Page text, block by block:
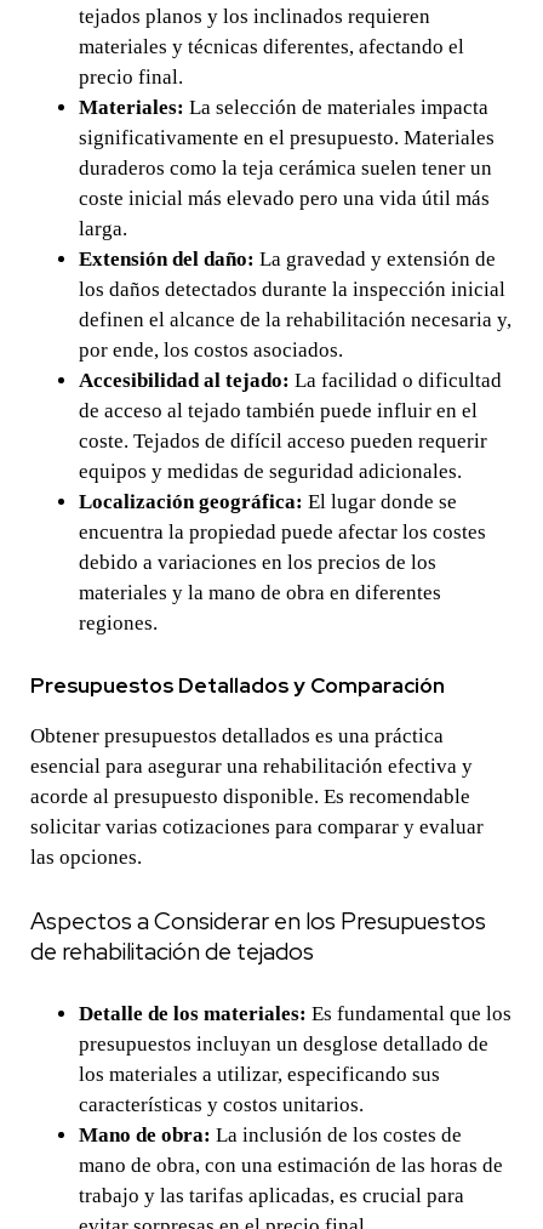
tejados planos y los inclinados requieren
materiales y técnicas diferentes, afectando el
precio final.
Materiales: La selección de materiales impacta
significativamente en el presupuesto. Materiales
duraderos como la teja cerámica suelen tener un
coste inicial más elevado pero una vida útil más
larga.
Extensión del daño: La gravedad y extensión de
los daños detectados durante la inspección inicial
definen el alcance de la rehabilitación necesaria y,
por ende, los costos asociados.
Accesibilidad al tejado: La facilidad o dificultad
de acceso al tejado también puede influir en el
coste. Tejados de difícil acceso pueden requerir
equipos y medidas de seguridad adicionales.
Localización geográfica: El lugar donde se
encuentra la propiedad puede afectar los costes
debido a variaciones en los precios de los
materiales y la mano de obra en diferentes
regiones.
Presupuestos Detallados y Comparación
Obtener presupuestos detallados es una práctica
esencial para asegurar una rehabilitación efectiva y
acorde al presupuesto disponible. Es recomendable
solicitar varias cotizaciones para comparar y evaluar
las opciones.
Aspectos a Considerar en los Presupuestos
de rehabilitación de tejados
Detalle de los materiales: Es fundamental que los
presupuestos incluyan un desglose detallado de
los materiales a utilizar, especificando sus
características y costos unitarios.
Mano de obra: La inclusión de los costes de
mano de obra, con una estimación de las horas de
trabajo y las tarifas aplicadas, es crucial para